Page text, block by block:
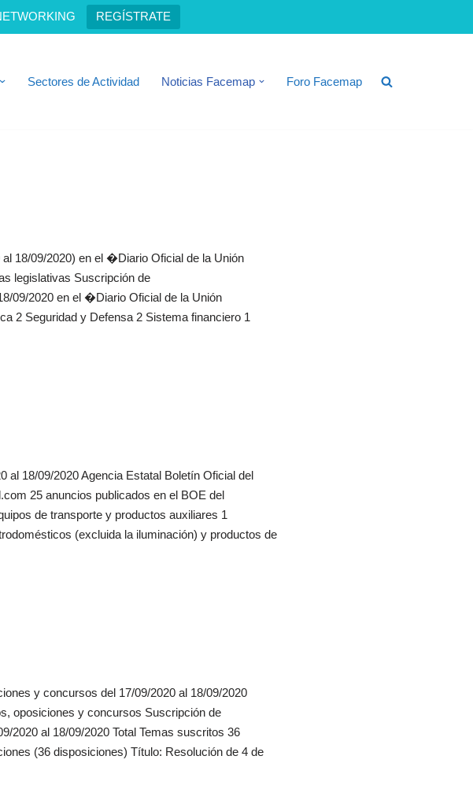
REGÍSTRATE
Sectores de Actividad Noticias Facemap Foro Facemap
18/09/2020) en el �Diario Oficial de la Unión
legislativas Suscripción de
09/2020 en el �Diario Oficial de la Unión
2 Seguridad y Defensa 2 Sistema financiero 1
al 18/09/2020 Agencia Estatal Boletín Oficial del
25 anuncios publicados en el BOE del
de transporte y productos auxiliares 1
(excluida la iluminación) y productos de
y concursos del 17/09/2020 al 18/09/2020
oposiciones y concursos Suscripción de
2020 al 18/09/2020 Total Temas suscritos 36
(36 disposiciones) Título: Resolución de 4 de